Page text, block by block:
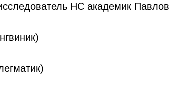
НС академик Павлов